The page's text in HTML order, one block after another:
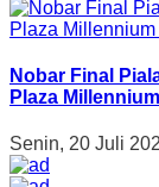
Nobar Final
Plaza
Senin, 20 Juli